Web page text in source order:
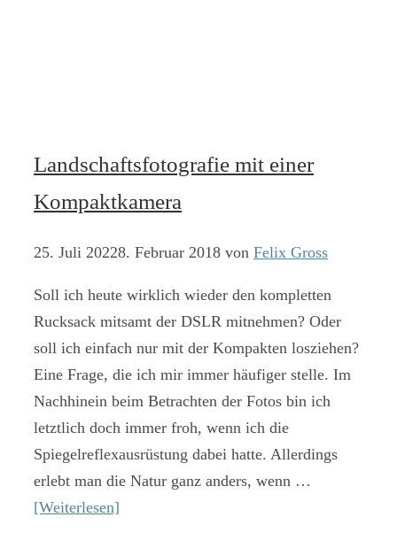
Landschaftsfotografie mit einer
Kompaktkamera
25. Juli 20228. Februar 2018 von Felix Gross
Soll ich heute wirklich wieder den kompletten
Rucksack mitsamt der DSLR mitnehmen? Oder
soll ich einfach nur mit der Kompakten losziehen?
Eine Frage, die ich mir immer häufiger stelle. Im
Nachhinein beim Betrachten der Fotos bin ich
letztlich doch immer froh, wenn ich die
Spiegelreflexausrüstung dabei hatte. Allerdings
erlebt man die Natur ganz anders, wenn …
[Weiterlesen]